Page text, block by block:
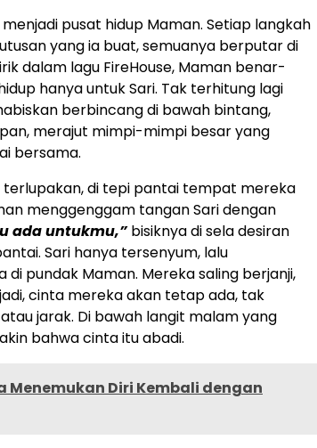
pusat hidup Maman. Setiap langkah
yang ia buat, semuanya berputar di
dalam lagu FireHouse, Maman benar-
hanya untuk Sari. Tak terhitung lagi
berbincang di bawah bintang,
merajut mimpi-mimpi besar yang
bersama.
terlupakan, di tepi pantai tempat mereka
menggenggam tangan Sari dengan
ada untukmu,”bisiknya di sela desiran
Sari hanya tersenyum, lalu
pundak Maman. Mereka saling berjanji,
cinta mereka akan tetap ada, tak
jarak. Di bawah langit malam yang
bahwa cinta itu abadi.
Menemukan Diri Kembali dengan